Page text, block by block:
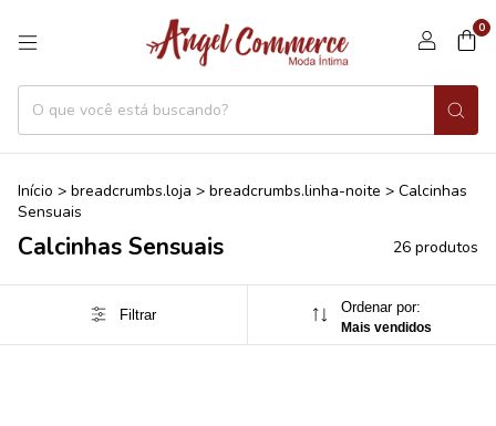
0
Início > breadcrumbs.loja > breadcrumbs.linha-noite > Calcinhas
Sensuais
Calcinhas Sensuais 26 produtos
Filtrar Ordenar por:
Mais vendidos